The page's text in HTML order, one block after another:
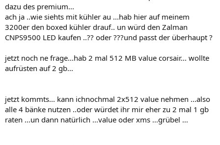
dazu des premium...
ach ja ..wie siehts mit kühler au ...hab hier auf meinem
3200er den boxed kühler drauf.. un würd den Zalman
CNPS9500 LED kaufen ..?? oder ???und passt der überhaupt ?
jetzt noch ne frage...hab 2 mal 512 MB value corsair... wollte
aufrüsten auf 2 gb...
jetzt kommts... kann ichnochmal 2x512 value nehmen ...also
alle 4 bänke nutzen ..oder würdet ihr mir eher zu 2 mal 1 gb
raten ...un dann natürlich ...value oder xms ...grübel ...